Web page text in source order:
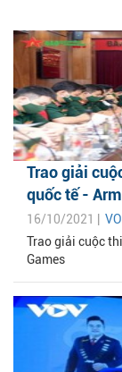
Trao giải
quốc tế -
16/10/2021 |
Trao giải cuộc
Games